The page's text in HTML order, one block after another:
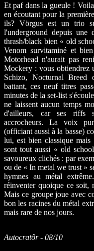
Et paf dans la gueule !
en écoutant pour la
ils? Vörgus est un trio
l'underground depuis
thrash/black bien « old
Venom survitaminé et
Motorhead n'aurait pas
Mockery : vous obtiendrez
Schizo, Nocturnal Breed
battant, ces neuf titres
minutes de la set-list
ne laissent aucun temps
d'ailleurs, car ses riffs
accrocheurs. La voix
(officiant aussi à la basse)
lui, est bien classique mais
sont tout aussi « old
savoureux clichés : par
ou de « In metal we trust »
hymnes au métal
réinventer quoique ce soit,
Mais ce groupe joue avec
bon les racines du métal
mais rare de nos jours.
Autocratôr - 08/10